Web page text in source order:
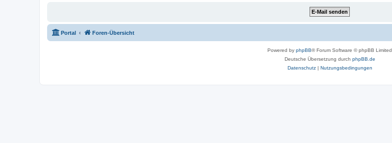
Portal Foren-Übersicht
Powered by phpBB® Forum Software © phpBB Limited
Deutsche Übersetzung durch phpBB.de
Datenschutz| Nutzungsbedingungen